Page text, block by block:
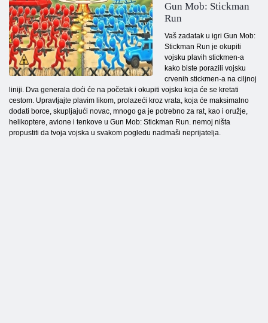
Gun Mob: Stickman
Run
Vaš zadatak u igri Gun Mob:
Stickman Run je okupiti
vojsku plavih stickmen-a
kako biste porazili vojsku
crvenih stickmen-a na ciljnoj
liniji. Dva generala doći će na početak i okupiti vojsku koja će se kretati
cestom. Upravljajte plavim likom, prolazeći kroz vrata, koja će maksimalno
dodati borce, skupljajući novac, mnogo ga je potrebno za rat, kao i oružje,
helikoptere, avione i tenkove u Gun Mob: Stickman Run. nemoj ništa
propustiti da tvoja vojska u svakom pogledu nadmaši neprijatelja.